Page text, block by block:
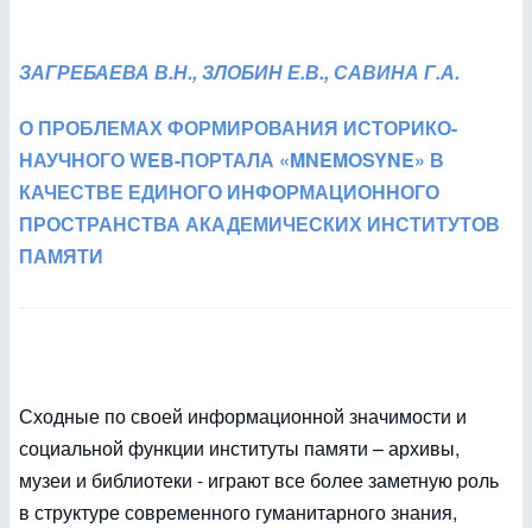
ЗАГРЕБАЕВА В.Н., ЗЛОБИН Е.В., САВИНА Г.А.
О ПРОБЛЕМАХ ФОРМИРОВАНИЯ ИСТОРИКО-
НАУЧНОГО WEB-ПОРТАЛА «MNEMOSYNE» В
КАЧЕСТВЕ ЕДИНОГО ИНФОРМАЦИОННОГО
ПРОСТРАНСТВА АКАДЕМИЧЕСКИХ ИНСТИТУТОВ
ПАМЯТИ
Сходные по своей информационной значимости и
социальной функции институты памяти – архивы,
музеи и библиотеки - играют все более заметную роль
в структуре современного гуманитарного знания,